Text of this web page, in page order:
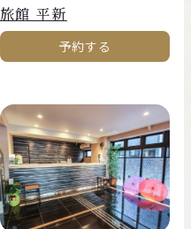
旅館 平新
予約する